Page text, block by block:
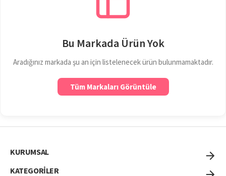
Bu Markada Ürün Yok
Aradığınız markada şu an için listelenecek ürün bulunmamaktadır.
Tüm Markaları Görüntüle
KURUMSAL
KATEGORİLER